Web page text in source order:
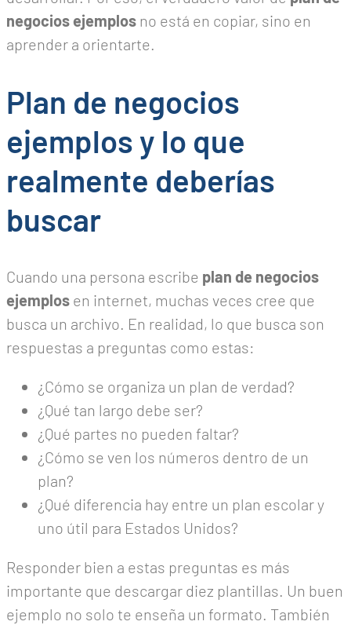
negocios ejemplos no está en copiar, sino en
aprender a orientarte.
Plan de negocios
ejemplos y lo que
realmente deberías
buscar
Cuando una persona escribe plan de negocios
ejemplos en internet, muchas veces cree que
busca un archivo. En realidad, lo que busca son
respuestas a preguntas como estas:
¿Cómo se organiza un plan de verdad?
¿Qué tan largo debe ser?
¿Qué partes no pueden faltar?
¿Cómo se ven los números dentro de un
plan?
¿Qué diferencia hay entre un plan escolar y
uno útil para Estados Unidos?
Responder bien a estas preguntas es más
importante que descargar diez plantillas. Un buen
ejemplo no solo te enseña un formato. También